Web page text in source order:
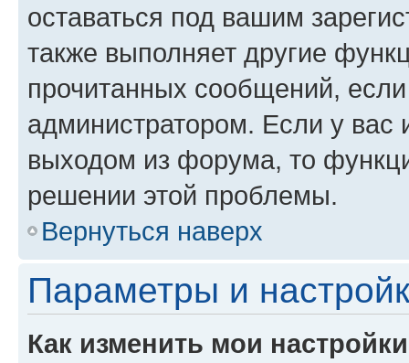
оставаться под вашим
также выполняет другие
прочитанных сообщений,
администратором. Если у
выходом из форума, то
решении этой проблемы.
Вернуться наверх
Параметры и
Как изменить мои